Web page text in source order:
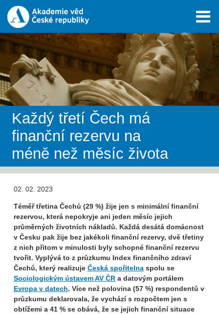
Každý třetí Čech má
finanční rezervu na
méně než měsíc života
02. 02. 2023
Téměř třetina Čechů (29 %) žije jen s minimální finanční
rezervou, která nepokryje ani jeden měsíc jejich
průměrných životních nákladů. Každá desátá domácnost
v Česku pak žije bez jakékoli finanční rezervy, dvě třetiny
z nich přitom v minulosti byly schopné finanční rezervu
tvořit. Vyplývá to z průzkumu Index finančního zdraví
Čechů, který realizuje Česká spořitelna spolu se
Sociologickým ústavem AV ČR a datovým portálem
Evropa v datech. Více než polovina (57 %) respondentů v
průzkumu deklarovala, že vychází s rozpočtem jen s
obtížemi a 41 % se obává, že se jejich finanční situace